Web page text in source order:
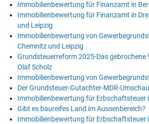
Immobilienbewertung für Finanzamt in
Immobilienbewertung für Finanzamt in
und Leipzig
Immobilienbewertung von
Chemnitz und Leipzig
Grundsteuerreform 2025-Das gebrochene
Olaf Scholz
Immobilienbewertung von
Der Grundsteuer-Gutachter-MDR-
Immobilienbewertung für Erbschaftsteuer
Gibt es baureifes Land im Aussenbereich?
Immobilienbewertung für Erbschaftsteuer